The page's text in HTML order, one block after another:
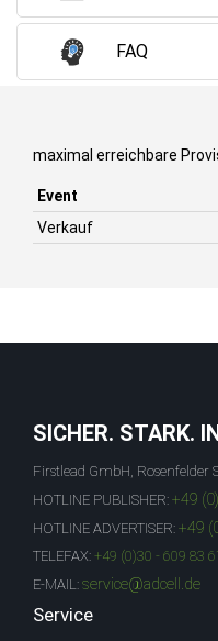
FAQ
maximal erreichbare
Event
Verkauf
SICHER. STARK.
Firstlead GmbH, Rosenfelder
HOTLINE PUBLISHER: +49
HOTLINE ADVERTISER: +49
TELEFAX: +49 (0)30 - 609 83
E-MAIL: service@adcell.de
Service